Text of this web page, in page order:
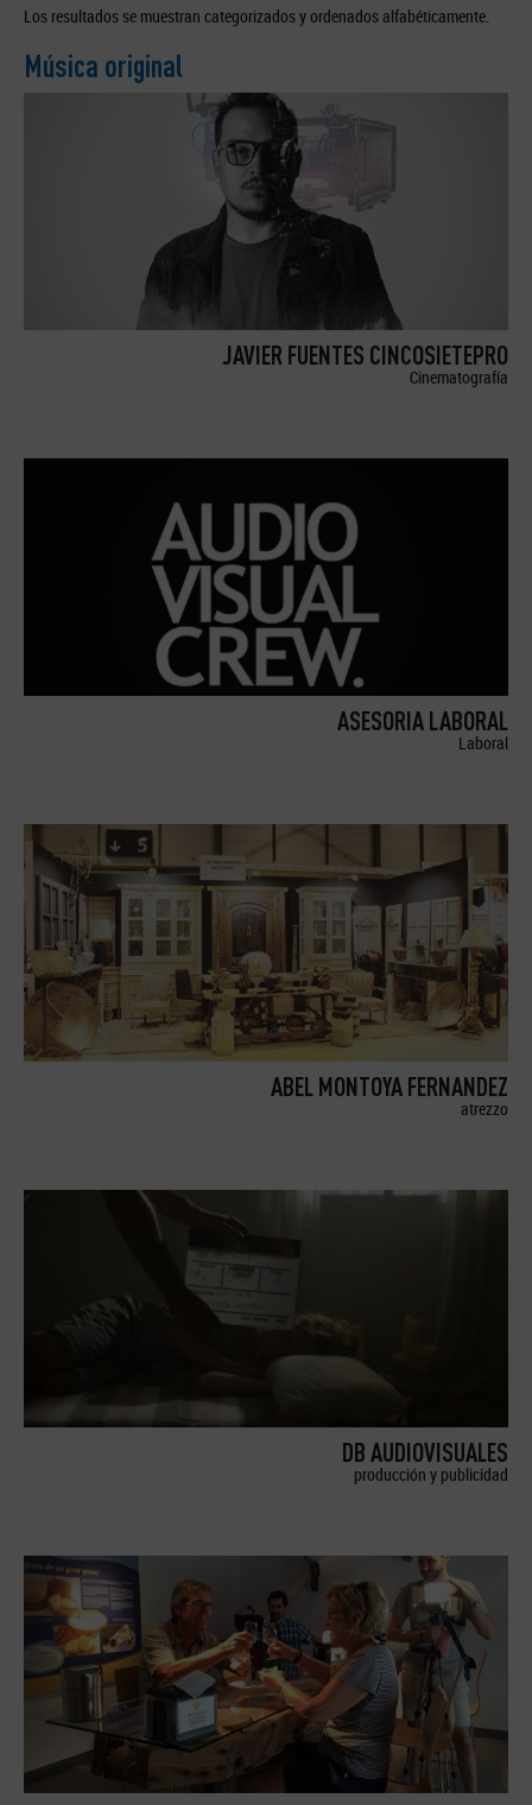
Los resultados se muestran categorizados y ordenados alfabéticamente.
Música original
JAVIER FUENTES CINCOSIETEPRO
Cinematografía
ASESORIA LABORAL
Laboral
ABEL MONTOYA FERNANDEZ
atrezzo
DB AUDIOVISUALES
producción y publicidad